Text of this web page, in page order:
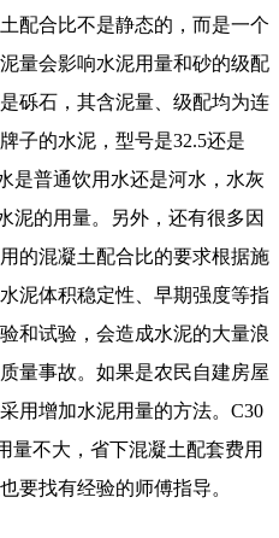
配合比不是静态的，而是一个
量会影响水泥用量和砂的级配
砾石，其含泥量、级配均为连
子的水泥，型号是32.5还是
是普通饮用水还是河水，水灰
泥的用量。另外，还有很多因
的混凝土配合比的要求根据施
泥体积稳定性、早期强度等指
和试验，会造成水泥的大量浪
量事故。如果是农民自建房屋
用增加水泥用量的方法。C30
量不大，省下混凝土配套费用
要找有经验的师傅指导。